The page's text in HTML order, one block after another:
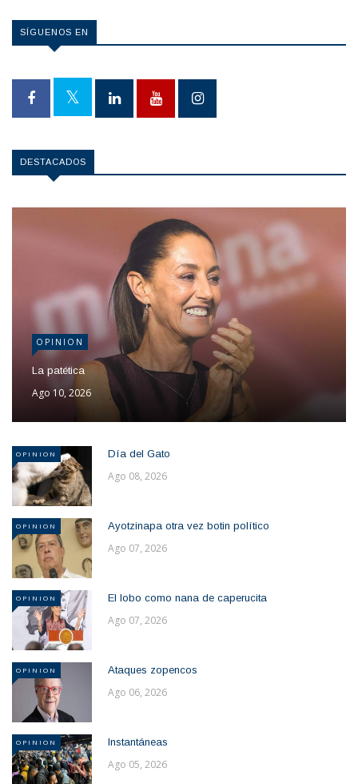
SÍGUENOS EN
DESTACADOS
OPINION
La patética
Ago 10, 2026
OPINION Día del Gato
Ago 08, 2026
OPINION Ayotzinapa otra vez botin político
Ago 07, 2026
OPINION El lobo como nana de caperucita
Ago 07, 2026
OPINION Ataques zopencos
Ago 06, 2026
OPINION Instantáneas
Ago 05, 2026